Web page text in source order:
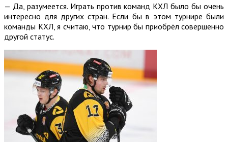
— Да, разумеется. Играть против команд КХЛ было бы очень
интересно для других стран. Если бы в этом турнире были
команды КХЛ, я считаю, что турнир бы приобрёл совершенно
другой статус.